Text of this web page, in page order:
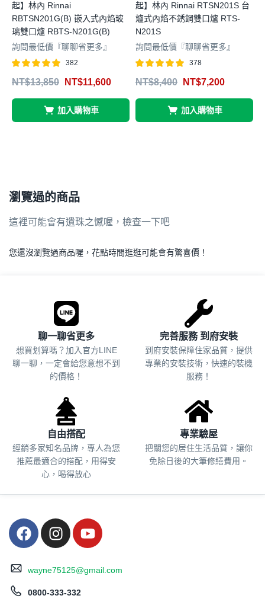
起】林內 Rinnai
RBTSN201G(B) 嵌入式內焰玻
璃雙口爐 RBTS-N201G(B)
詢問最低價『聊聊省更多』
4.99
382
NT$13,850 NT$11,600
加入購物車
起】林內 Rinnai RTSN201S 台
爐式內焰不銹鋼雙口爐 RTS-
N201S
詢問最低價『聊聊省更多』
4.99
378
NT$8,400 NT$7,200
加入購物車
瀏覽過的商品
這裡可能會有遺珠之憾喔，檢查一下吧
您還沒瀏覽過商品喔，花點時間逛逛可能會有驚喜價！
聊一聊省更多
想買划算嗎？加入官方LINE
聊一聊，一定會給您意想不到
的價格！
完善服務 到府安裝
到府安裝保障住家品質，提供
專業的安裝技術，快速的裝機
服務！
自由搭配
經銷多家知名品牌，專人為您
推薦最適合的搭配，用得安
心，喝得放心
專業驗屋
把關您的居住生活品質， 讓你
免除日後的大筆修繕費用。
wayne75125@gmail.com
0800-333-332